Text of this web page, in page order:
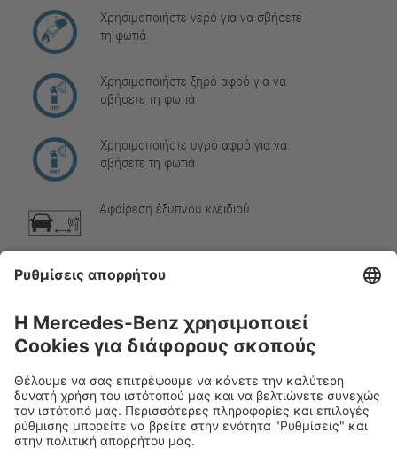
Χρησιμοποιήστε νερό για να σβήσετε
τη φωτιά
Χρησιμοποιήστε ξηρό αφρό για να
σβήσετε τη φωτιά
Χρησιμοποιήστε υγρό αφρό για να
σβήσετε τη φωτιά
Αφαίρεση έξυπνου κλειδιού
Αέριο κλιματιστικού
Προειδοποίηση, χαμηλή θερμοκρασία